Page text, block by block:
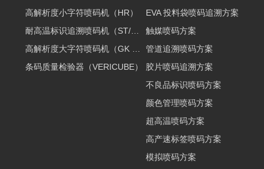
高解析度小字符喷码机（HR）
条码质量检验器（VERICUBE）
EVA 投料袋喷码追溯方案
触媒喷码方案
管道追溯喷码方案
胶片喷码追溯方案
不良品标识喷码方案
颜色管理喷码方案
超高温喷码方案
高产速标签喷码方案
模拟喷码方案